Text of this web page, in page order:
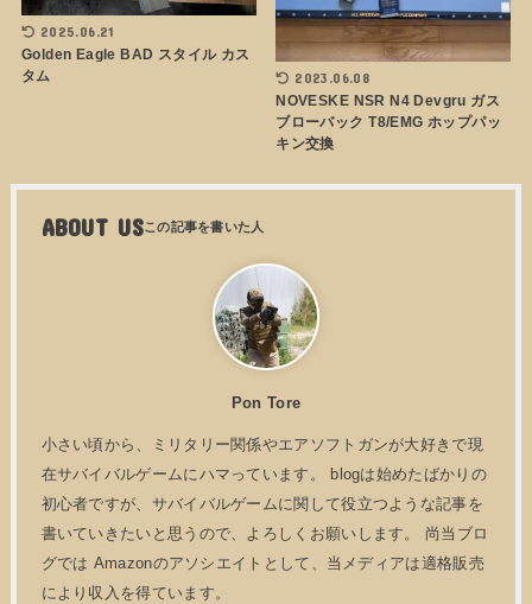
2025.06.21
Golden Eagle BAD スタイル カス
タム
2023.06.08
NOVESKE NSR N4 Devgru ガス
ブローバック T8/EMG ホップパッ
キン交換
ABOUT US
Pon Tore
小さい頃から、ミリタリー関係やエアソフトガンが大好きで現
在サバイバルゲームにハマっています。 blogは始めたばかりの
初心者ですが、サバイバルゲームに関して役立つような記事を
書いていきたいと思うので、よろしくお願いします。 尚当ブロ
グでは Amazonのアソシエイトとして、当メディアは適格販売
により収入を得ています。